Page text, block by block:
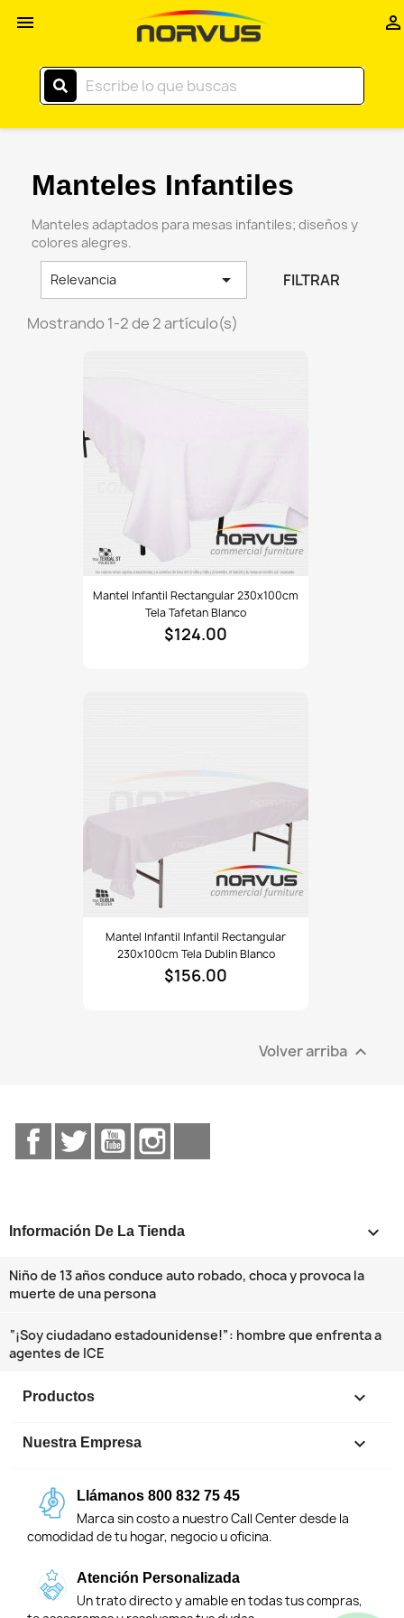
 
Comercial
Manteles Infantiles
Manteles adaptados para mesas infantiles; diseños y
colores alegres.
Relevancia  FILTRAR
Mostrando 1-2 de 2 artículo(s)
infantil
rectangular
Mantel Infantil Rectangular 230x100cm
Tela Tafetan Blanco
$124.00
infantil
infantil
Mantel Infantil Infantil Rectangular
230x100cm Tela Dublin Blanco
$156.00
Volver arriba 
FacebookTwitterYouTube
Información De La Tienda keyboard_arrow_down
Niño de 13 años conduce auto robado, choca y provoca la
muerte de una persona
“¡Soy ciudadano estadounidense!”: hombre que enfrenta a
agentes de ICE
Productos 
Nuestra Empresa 
Llámanos 800 832 75 45
Marca sin costo a nuestro Call Center desde la
comodidad de tu hogar, negocio u oficina.
Atención Personalizada
Un trato directo y amable en todas tus compras,